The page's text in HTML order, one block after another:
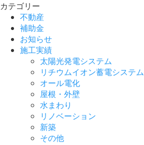
カテゴリー
不動産
補助金
お知らせ
施工実績
太陽光発電システム
リチウムイオン蓄電システム
オール電化
屋根・外壁
水まわり
リノベーション
新築
その他